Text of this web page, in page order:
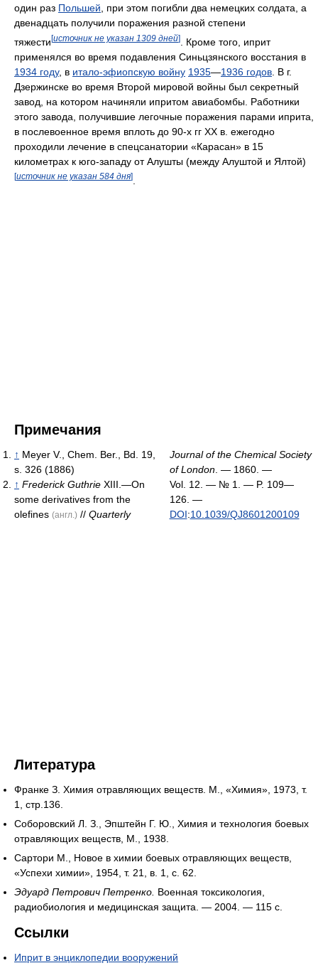
один раз Польшей , при этом погибли два немецких солдата, а
двенадцать получили поражения разной степени
тяжести [источник не указан 1309 дней]
. Кроме того, иприт
применялся во время подавления Синьцзянского восстания в
1934 году, в итало-эфиопскую войну 1935—1936 годов . В г.
Дзержинске во время Второй мировой войны был секретный
завод, на котором начиняли ипритом авиабомбы. Работники
этого завода, получившие легочные поражения парами иприта,
в послевоенное время вплоть до 90-х гг ХХ в. ежегодно
проходили лечение в спецсанатории «Карасан» в 15
километрах к юго-западу от Алушты (между Алуштой и Ялтой)
[источник не указан 584 дня]
Примечания
↑ Meyer V., Chem. Ber., Bd. 19,
s. 326 (1886)
↑ Frederick Guthrie XIII.—On
some derivatives from the
olefines (англ.) // Quarterly
Journal of the Chemical Society
of London. — 1860. —
Vol. 12. — № 1. — P. 109—
126. —
DOI:10.1039/QJ8601200109
Литература
Франке З. Химия отравляющих веществ. М., «Химия», 1973, т.
1, стр.136.
Соборовский Л. З., Эпштейн Г. Ю., Химия и технология боевых
отравляющих веществ, М., 1938.
Сартори М., Новое в химии боевых отравляющих веществ,
«Успехи химии», 1954, т. 21, в. 1, с. 62.
Эдуард Петрович Петренко. Военная токсикология,
радиобиология и медицинская защита. — 2004. — 115 с.
Ссылки
Иприт в энциклопедии вооружений